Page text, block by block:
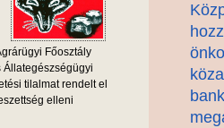
Főosztály
Állategészségügyi
tilalmat rendelt el
elleni